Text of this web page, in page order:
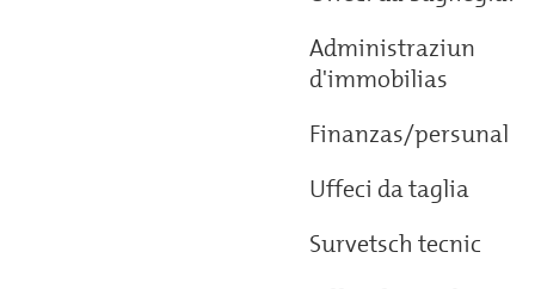
Administraziun
d'immobilias
Finanzas/persunal
Uffeci da taglia
Survetsch tecnic